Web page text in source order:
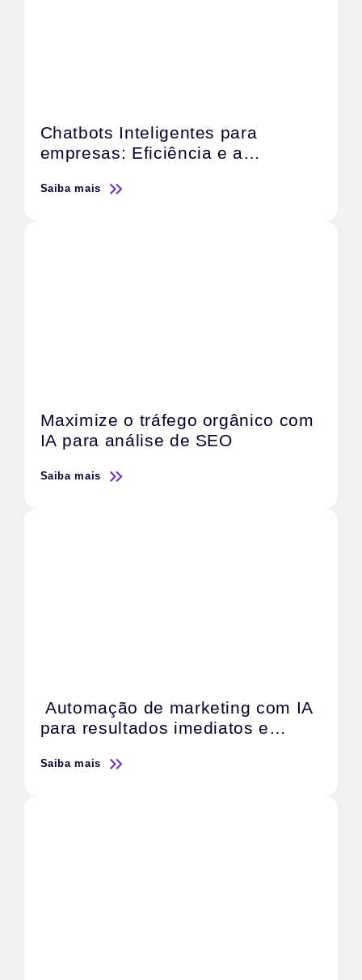
Chatbots Inteligentes para
empresas: Eficiência e a
Saiba mais
Maximize o tráfego orgânico com
IA para análise de SEO
Saiba mais
Automação de marketing com IA
para resultados imediatos e
Saiba mais